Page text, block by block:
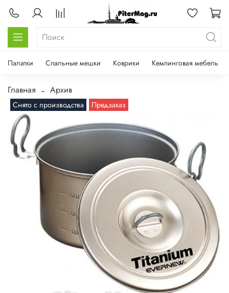
Палатки Спальные мешки Коврики Кемпинговая мебель
Главная Архив
Снято с производства Предзаказ